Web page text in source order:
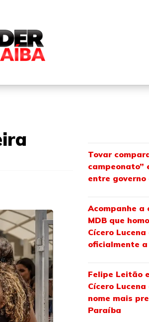
Tovar
campeonato”
entre governo
Acompanhe a
MDB que
Cícero
oficialmente
Felipe Leitão
Cícero
nome mais
Paraíba